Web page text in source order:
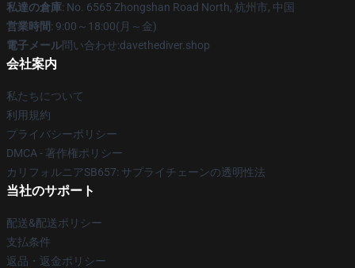
私達の倉庫: No. 6565 Zhongshan Road North, 杭州市, 中国
営業時間: 9:00～18:00(月～金)
電子メール問い合わせ:davethediver.shop
会社案内
私たちについて
利用規約
プライバシーポリシー
DMCA - 著作権ポリシー
カリフォルニアSB657: サプライチェーンの透明性法
当社のサポート
配送&配送ポリシー
支払条件
返品・返金ポリシー